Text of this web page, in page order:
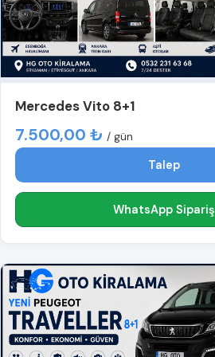
Mercedes Vito 8+1
7.500,00 ₺ / gün
Talep
WhatsApp Sipariş